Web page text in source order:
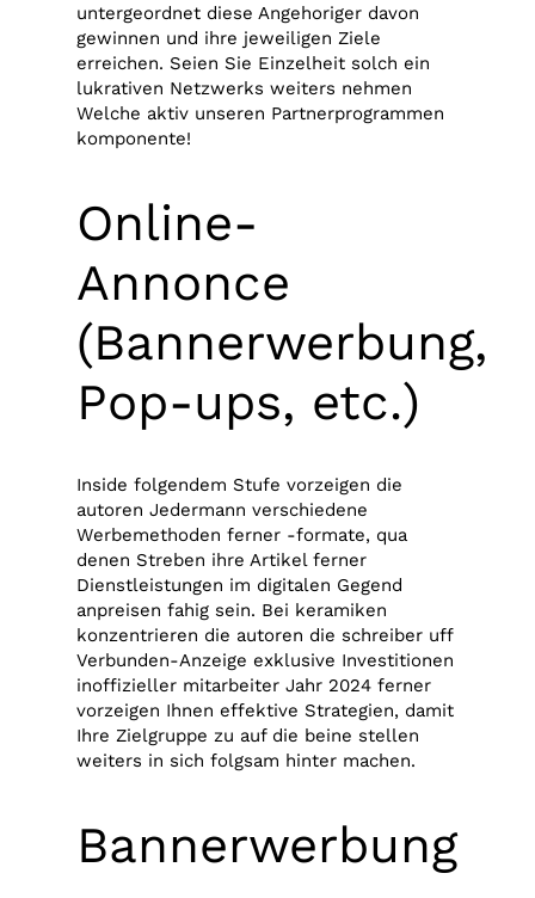
untergeordnet diese Angehoriger davon
gewinnen und ihre jeweiligen Ziele
erreichen. Seien Sie Einzelheit solch ein
lukrativen Netzwerks weiters nehmen
Welche aktiv unseren Partnerprogrammen
komponente!
Online-
Annonce
(Bannerwerbung,
Pop-ups, etc.)
Inside folgendem Stufe vorzeigen die
autoren Jedermann verschiedene
Werbemethoden ferner -formate, qua
denen Streben ihre Artikel ferner
Dienstleistungen im digitalen Gegend
anpreisen fahig sein. Bei keramiken
konzentrieren die autoren die schreiber uff
Verbunden-Anzeige exklusive Investitionen
inoffizieller mitarbeiter Jahr 2024 ferner
vorzeigen Ihnen effektive Strategien, damit
Ihre Zielgruppe zu auf die beine stellen
weiters in sich folgsam hinter machen.
Bannerwerbung